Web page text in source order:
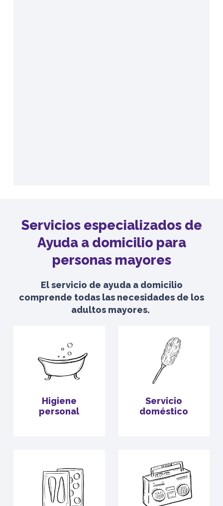
Servicios especializados de
Ayuda a domicilio para
personas mayores
El servicio de ayuda a domicilio
comprende todas las necesidades de los
adultos mayores.
Higiene
personal
Servicio
doméstico